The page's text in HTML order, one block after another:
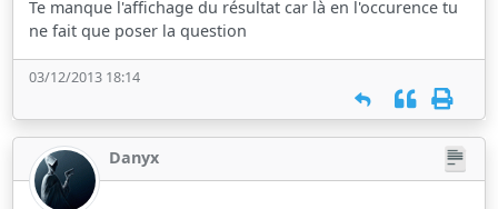
Te manque l'affichage du résultat car là en l'occurence tu
ne fait que poser la question
03/12/2013 18:14
Danyx